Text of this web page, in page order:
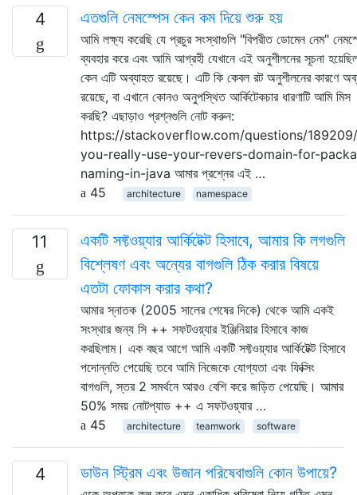
4 এতগুলি নেমস্পেস কেন কম দিয়ে শুরু হয়
আমি লক্ষ্য করেছি যে প্রচুর সংস্থাগুলি "বিপরীত ডোমেন নেম"
ব্যবহার করে এবং আমি আগ্রহী যেখানে এই অনুশীলনের সূচনা
কেন এটি অব্যাহত রয়েছে। এটি কি কেবল রট অনুশীলনের কারণে
রয়েছে, বা এখানে কোনও অনুপস্থিত আর্কিটেকচার ধারণাটি আমি মিস
করছি? এছাড়াও প্রশ্নগুলি নোট করুন:
https://stackoverflow.com/questions/
you-really-use-your-revers-domain-for-
naming-in-java আমার প্রশ্নের এই …
45
architecture namespace
11
একটি সফ্টওয়্যার আর্কিটেক্ট হিসাবে, আমার কি লগগুলি
বিশ্লেষণ এবং অন্যের বাগগুলি ঠিক করার বিষয়ে
এতটা ফোকাস করার কথা?
আমার স্নাতক (2005 সালের শেষের দিকে) থেকে আমি একই
সংস্থার জন্য সি ++ সফটওয়্যার ইঞ্জিনিয়ার হিসাবে কাজ
করছিলাম। এক বছর আগে আমি একটি সফ্টওয়্যার আর্কিটেক্ট হিসাবে
পদোন্নতি পেয়েছি তবে আমি নিজেকে যোগ্যতা এবং ফিক্সিং
বাগগুলি, স্তর 2 সমর্থনে আরও বেশি করে জড়িত পেয়েছি। আমার
50% সময় নোটপ্যাড ++ এ সফটওয়্যার …
45
architecture teamwork software
4 ডাউন স্ট্রিম এবং উজান পরিষেবাগুলি কোন উপায়ে?